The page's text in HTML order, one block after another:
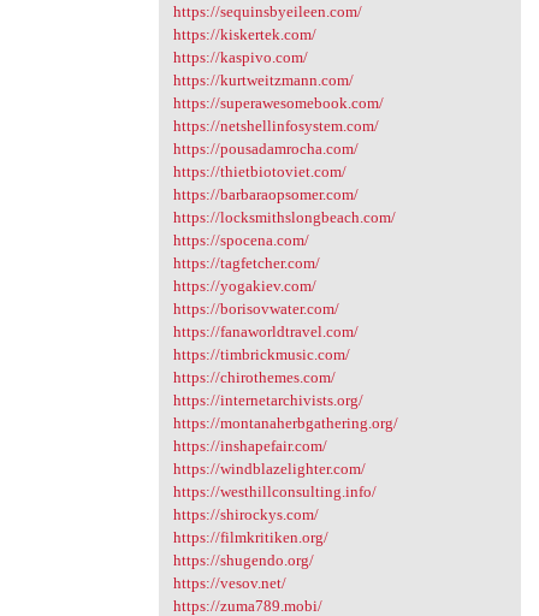
https://sequinsbyeileen.com/
https://kiskertek.com/
https://kaspivo.com/
https://kurtweitzmann.com/
https://superawesomebook.com/
https://netshellinfosystem.com/
https://pousadamrocha.com/
https://thietbiotoviet.com/
https://barbaraopsomer.com/
https://locksmithslongbeach.com/
https://spocena.com/
https://tagfetcher.com/
https://yogakiev.com/
https://borisovwater.com/
https://fanaworldtravel.com/
https://timbrickmusic.com/
https://chirothemes.com/
https://internetarchivists.org/
https://montanaherbgathering.org/
https://inshapefair.com/
https://windblazelighter.com/
https://westhillconsulting.info/
https://shirockys.com/
https://filmkritiken.org/
https://shugendo.org/
https://vesov.net/
https://zuma789.mobi/